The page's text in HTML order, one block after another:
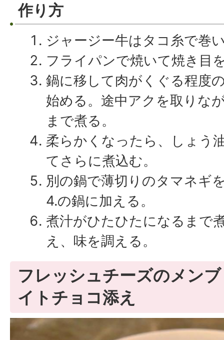
作り方
ジャージー牛はタコ糸で巻
フライパンで焼いて焼き目
鍋に移して肉がくぐる程度
始める。途中アクを取りな
まで煮る。
柔らかくなったら、しょう
てさらに煮込む。
別の鍋で薄切りのタマネギ
4.の鍋に加える。
煮汁がひたひたになるまで
え、味を調える。
フレッシュチーズのメン
イトチョコ添え